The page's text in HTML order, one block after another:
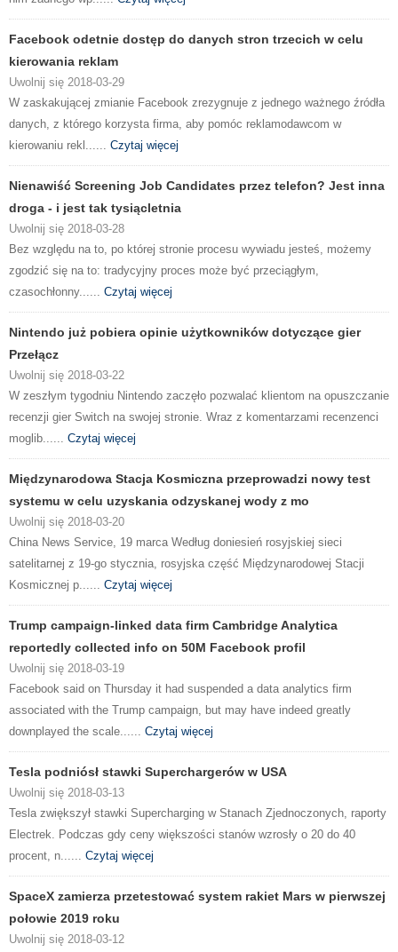
Facebook odetnie dostęp do danych stron trzecich w celu
kierowania reklam
Uwolnij się 2018-03-29
W zaskakującej zmianie Facebook zrezygnuje z jednego ważnego źródła
danych, z którego korzysta firma, aby pomóc reklamodawcom w
kierowaniu rekl...... Czytaj więcej
Nienawiść Screening Job Candidates przez telefon? Jest inna
droga - i jest tak tysiącletnia
Uwolnij się 2018-03-28
Bez względu na to, po której stronie procesu wywiadu jesteś, możemy
zgodzić się na to: tradycyjny proces może być przeciągłym,
czasochłonny...... Czytaj więcej
Nintendo już pobiera opinie użytkowników dotyczące gier
Przełącz
Uwolnij się 2018-03-22
W zeszłym tygodniu Nintendo zaczęło pozwalać klientom na opuszczanie
recenzji gier Switch na swojej stronie. Wraz z komentarzami recenzenci
moglib...... Czytaj więcej
Międzynarodowa Stacja Kosmiczna przeprowadzi nowy test
systemu w celu uzyskania odzyskanej wody z mo
Uwolnij się 2018-03-20
China News Service, 19 marca Według doniesień rosyjskiej sieci
satelitarnej z 19-go stycznia, rosyjska część Międzynarodowej Stacji
Kosmicznej p...... Czytaj więcej
Trump campaign-linked data firm Cambridge Analytica
reportedly collected info on 50M Facebook profil
Uwolnij się 2018-03-19
Facebook said on Thursday it had suspended a data analytics firm
associated with the Trump campaign, but may have indeed greatly
downplayed the scale...... Czytaj więcej
Tesla podniósł stawki Superchargerów w USA
Uwolnij się 2018-03-13
Tesla zwiększył stawki Supercharging w Stanach Zjednoczonych, raporty
Electrek. Podczas gdy ceny większości stanów wzrosły o 20 do 40
procent, n...... Czytaj więcej
SpaceX zamierza przetestować system rakiet Mars w pierwszej
połowie 2019 roku
Uwolnij się 2018-03-12